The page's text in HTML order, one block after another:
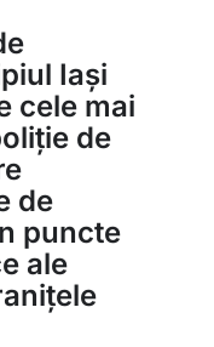
Iași
cele mai
de
de
puncte
ale